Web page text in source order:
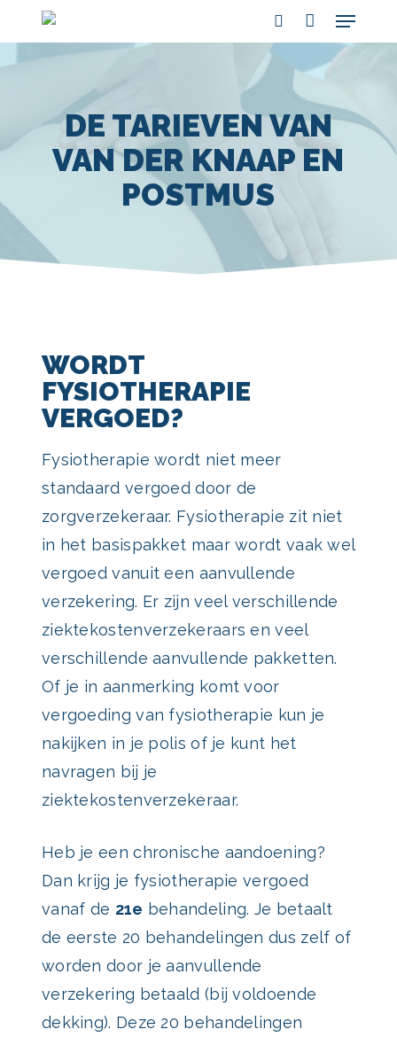
to
main
search
Menu
DE TARIEVEN VAN
VAN DER KNAAP EN
POSTMUS
WORDT
FYSIOTHERAPIE
VERGOED?
Fysiotherapie wordt niet meer
standaard vergoed door de
zorgverzekeraar. Fysiotherapie zit niet
in het basispakket maar wordt vaak wel
vergoed vanuit een aanvullende
verzekering. Er zijn veel verschillende
ziektekostenverzekeraars en veel
verschillende aanvullende pakketten.
Of je in aanmerking komt voor
vergoeding van fysiotherapie kun je
nakijken in je polis of je kunt het
navragen bij je
ziektekostenverzekeraar.
Heb je een chronische aandoening?
Dan krijg je fysiotherapie vergoed
vanaf de 21e behandeling. Je betaalt
de eerste 20 behandelingen dus zelf of
worden door je aanvullende
verzekering betaald (bij voldoende
dekking). Deze 20 behandelingen